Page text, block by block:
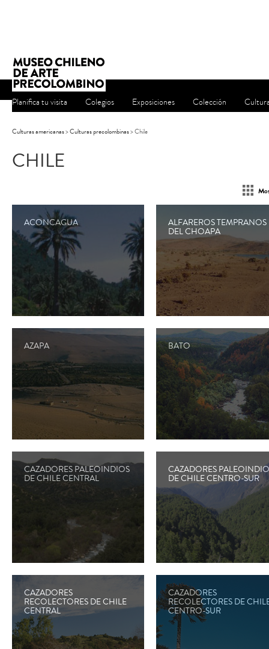
Planifica tu visita Colegios Exposiciones Colección
Culturas americanas>Culturas precolombinas> Chile
CHILE
ACONCAGUA ALFAREROS TEMPRANOS
DEL CHOAPA
AZAPA BATO
CAZADORES PALEOINDIOS
DE CHILE CENTRAL
CAZADORES
DE CHILE CENTRO-SUR
CAZADORES
RECOLECTORES DE CHILE
CENTRAL
CAZADORES
RECOLECTORES DE
CENTRO-SUR